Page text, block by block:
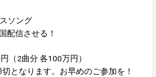
ソング
配信させる！
（2曲分 各100万円）
となります。お早めのご参加を！